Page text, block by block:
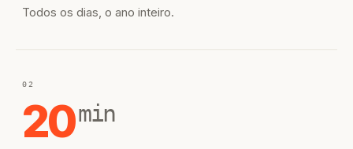
Todos os dias, o ano inteiro.
02
20min